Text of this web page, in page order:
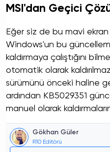
MSI'dan Geçici
Eğer siz de bu mavi ekran
Windows'un bu
kaldırmaya çalıştığını
otomatik olarak
sürümünü önceki haline
ardından KB5029351
manuel olarak
Gökhan Güler
R10 Editörü